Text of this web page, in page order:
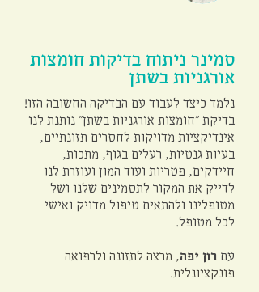
סמינר ניתוח בדיקות חומצות
אורגניות בשתן
נלמד כיצד לעבוד עם הבדיקה החשובה הזו!
בדיקת "חומצות אורגניות בשתן" נותנת לנו
אינדיקציות מדויקות לחסרים תזונתיים,
בעיות גנטיות, רעלים בגוף, מתכות,
חיידקים, פטריות ועוד המון ועוזרת לנו
לדייק את המקור לתסמינים שלנו ושל
מטופלינו ולהתאים טיפול מדויק ואישי
לכל מטופל.
עם רון יפה, מרצה לתזונה ולרפואה
פונקציונלית.